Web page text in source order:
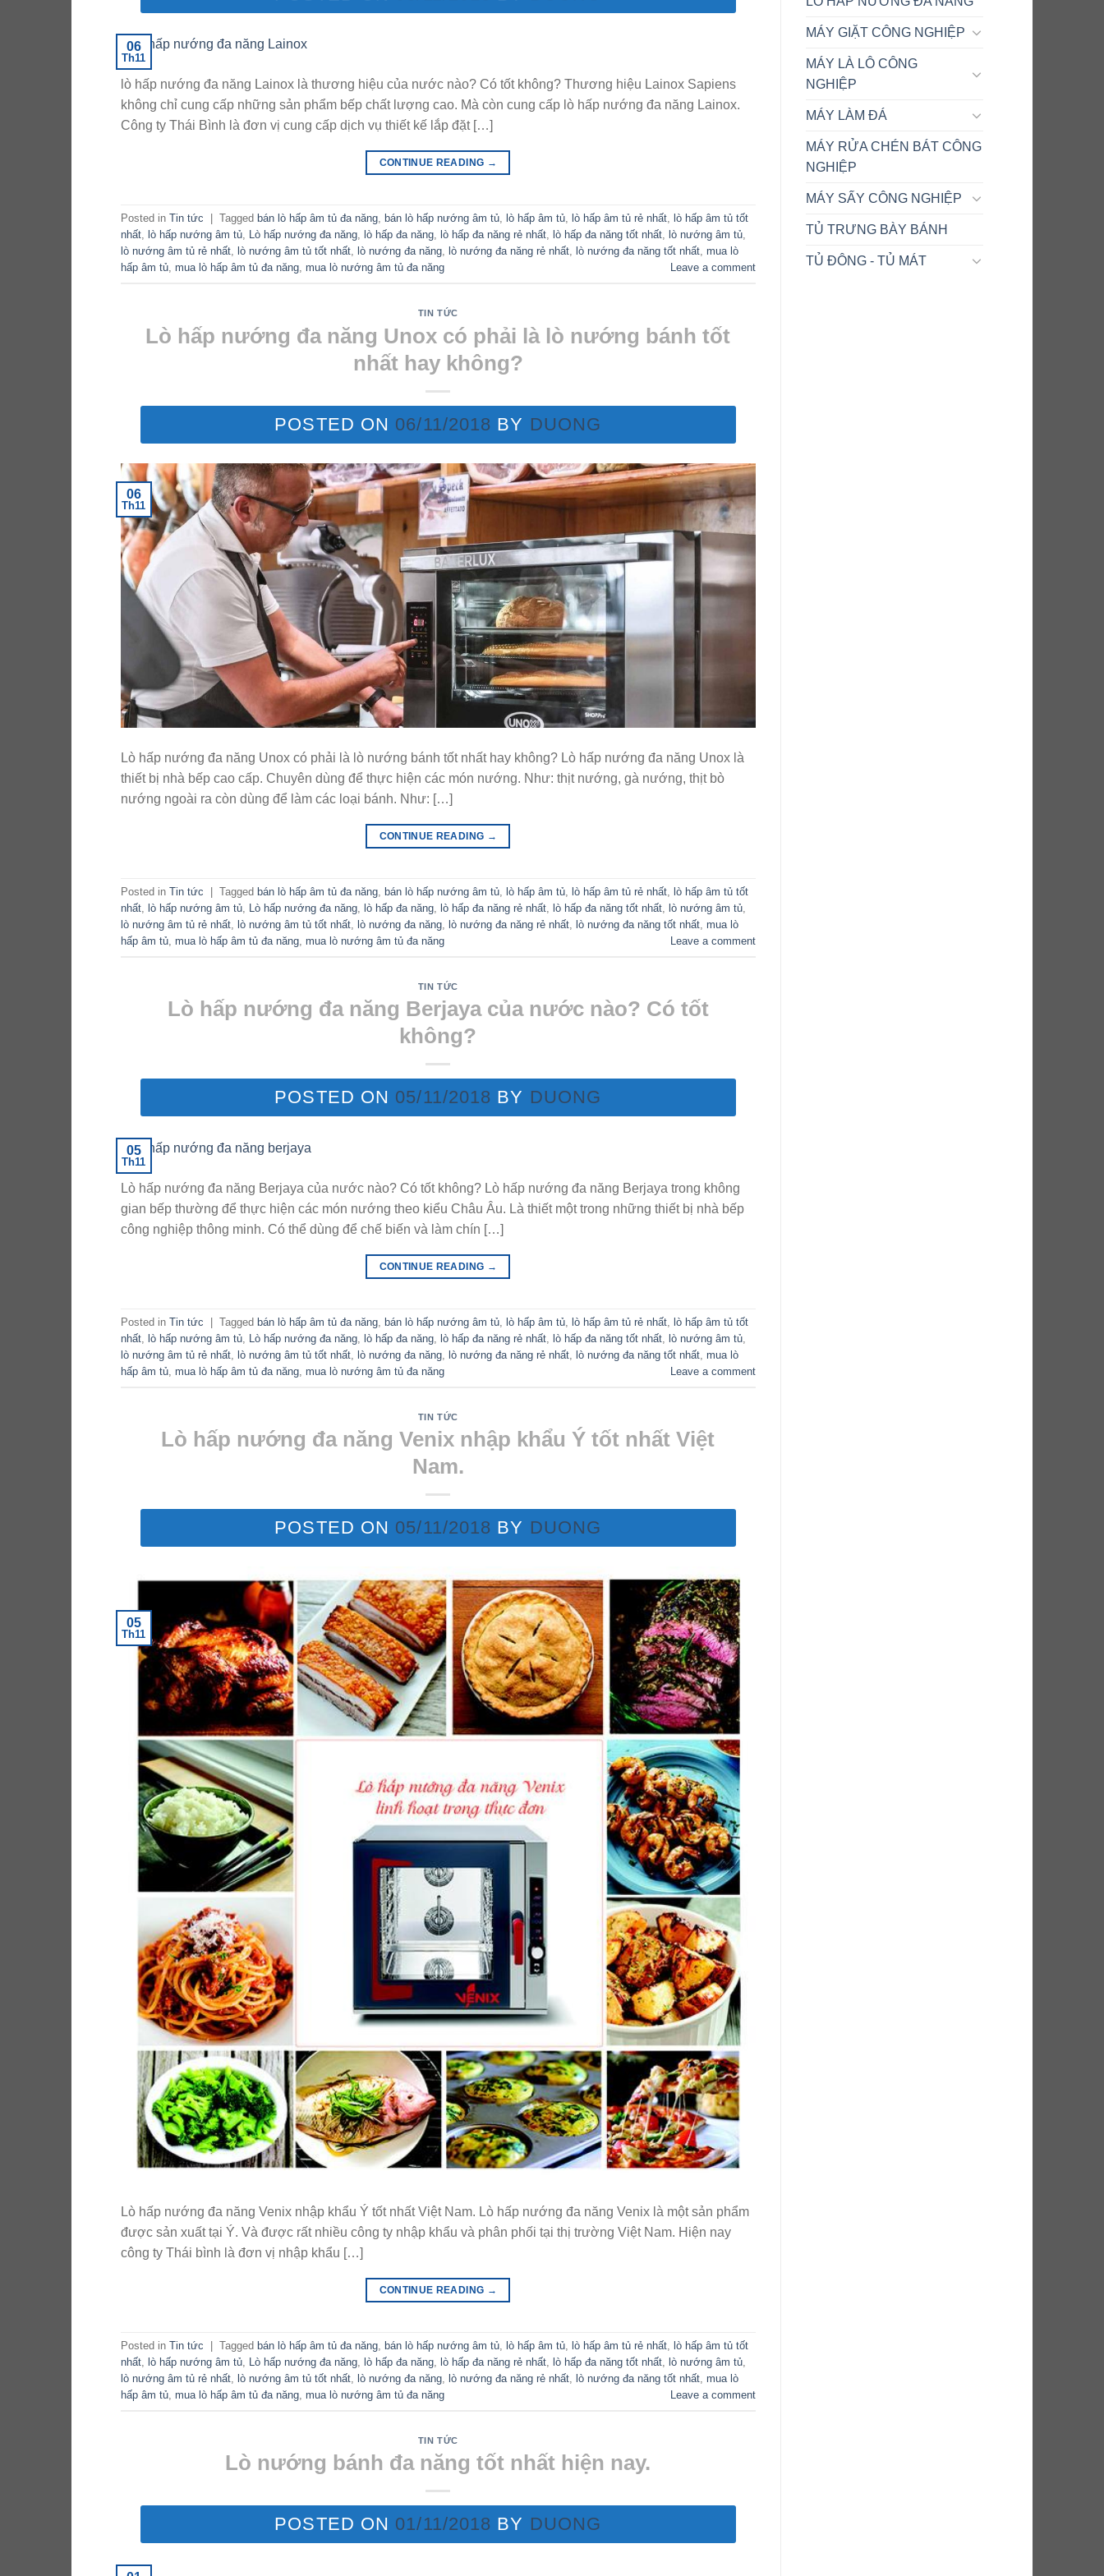
06
Th11
lò hấp nướng đa năng Lainox là thương hiệu của nước nào? Có tốt không? Thương hiệu Lainox Sapiens
không chỉ cung cấp những sản phẩm bếp chất lượng cao. Mà còn cung cấp lò hấp nướng đa năng Lainox.
Công ty Thái Bình là đơn vị cung cấp dịch vụ thiết kế lắp đặt […]
CONTINUE READING →
Posted in Tin tức Tagged bán lò hấp âm tủ đa năng, bán lò hấp nướng âm tủ, lò hấp âm tủ, lò hấp âm tủ rẻ nhất, lò hấp âm tủ tốt
nhất, lò hấp nướng âm tủ, Lò hấp nướng đa năng, lò hấp đa năng, lò hấp đa năng rẻ nhất, lò hấp đa năng tốt nhất, lò nướng âm tủ,
lò nướng âm tủ rẻ nhất, lò nướng âm tủ tốt nhất, lò nướng đa năng, lò nướng đa năng rẻ nhất, lò nướng đa năng tốt nhất, mua lò
hấp âm tủ, mua lò hấp âm tủ đa năng, mua lò nướng âm tủ đa năng Leave a comment
TIN TỨC
Lò hấp nướng đa năng Unox có phải là lò nướng bánh tốt
nhất hay không?
POSTED ON 06/11/2018 BY DUONG
06
Th11
Lò hấp nướng đa năng Unox có phải là lò nướng bánh tốt nhất hay không? Lò hấp nướng đa năng Unox là
thiết bị nhà bếp cao cấp. Chuyên dùng để thực hiện các món nướng. Như: thịt nướng, gà nướng, thịt bò
nướng ngoài ra còn dùng để làm các loại bánh. Như: […]
CONTINUE READING →
Posted in Tin tức Tagged bán lò hấp âm tủ đa năng, bán lò hấp nướng âm tủ, lò hấp âm tủ, lò hấp âm tủ rẻ nhất, lò hấp âm tủ tốt
nhất, lò hấp nướng âm tủ, Lò hấp nướng đa năng, lò hấp đa năng, lò hấp đa năng rẻ nhất, lò hấp đa năng tốt nhất, lò nướng âm tủ,
lò nướng âm tủ rẻ nhất, lò nướng âm tủ tốt nhất, lò nướng đa năng, lò nướng đa năng rẻ nhất, lò nướng đa năng tốt nhất, mua lò
hấp âm tủ, mua lò hấp âm tủ đa năng, mua lò nướng âm tủ đa năng Leave a comment
TIN TỨC
Lò hấp nướng đa năng Berjaya của nước nào? Có tốt
không?
POSTED ON 05/11/2018 BY DUONG
05
Th11
Lò hấp nướng đa năng Berjaya của nước nào? Có tốt không? Lò hấp nướng đa năng Berjaya trong không
gian bếp thường để thực hiện các món nướng theo kiểu Châu Âu. Là thiết một trong những thiết bị nhà bếp
công nghiệp thông minh. Có thể dùng để chế biến và làm chín […]
CONTINUE READING →
Posted in Tin tức Tagged bán lò hấp âm tủ đa năng, bán lò hấp nướng âm tủ, lò hấp âm tủ, lò hấp âm tủ rẻ nhất, lò hấp âm tủ tốt
nhất, lò hấp nướng âm tủ, Lò hấp nướng đa năng, lò hấp đa năng, lò hấp đa năng rẻ nhất, lò hấp đa năng tốt nhất, lò nướng âm tủ,
lò nướng âm tủ rẻ nhất, lò nướng âm tủ tốt nhất, lò nướng đa năng, lò nướng đa năng rẻ nhất, lò nướng đa năng tốt nhất, mua lò
hấp âm tủ, mua lò hấp âm tủ đa năng, mua lò nướng âm tủ đa năng Leave a comment
TIN TỨC
Lò hấp nướng đa năng Venix nhập khẩu Ý tốt nhất Việt
Nam.
POSTED ON 05/11/2018 BY DUONG
05
Th11
Lò hấp nướng đa năng Venix nhập khẩu Ý tốt nhất Việt Nam. Lò hấp nướng đa năng Venix là một sản phẩm
được sản xuất tại Ý. Và được rất nhiều công ty nhập khẩu và phân phối tại thị trường Việt Nam. Hiện nay
công ty Thái bình là đơn vị nhập khẩu […]
CONTINUE READING →
Posted in Tin tức Tagged bán lò hấp âm tủ đa năng, bán lò hấp nướng âm tủ, lò hấp âm tủ, lò hấp âm tủ rẻ nhất, lò hấp âm tủ tốt
nhất, lò hấp nướng âm tủ, Lò hấp nướng đa năng, lò hấp đa năng, lò hấp đa năng rẻ nhất, lò hấp đa năng tốt nhất, lò nướng âm tủ,
lò nướng âm tủ rẻ nhất, lò nướng âm tủ tốt nhất, lò nướng đa năng, lò nướng đa năng rẻ nhất, lò nướng đa năng tốt nhất, mua lò
hấp âm tủ, mua lò hấp âm tủ đa năng, mua lò nướng âm tủ đa năng Leave a comment
TIN TỨC
Lò nướng bánh đa năng tốt nhất hiện nay.
POSTED ON 01/11/2018 BY DUONG
MÁY GIẶT CÔNG NGHIỆP
MÁY LÀ LÔ CÔNG
NGHIỆP
MÁY LÀM ĐÁ
MÁY RỬA CHÉN BÁT CÔNG
NGHIỆP
MÁY SẤY CÔNG NGHIỆP
TỦ TRƯNG BÀY BÁNH
TỦ ĐÔNG - TỦ MÁT